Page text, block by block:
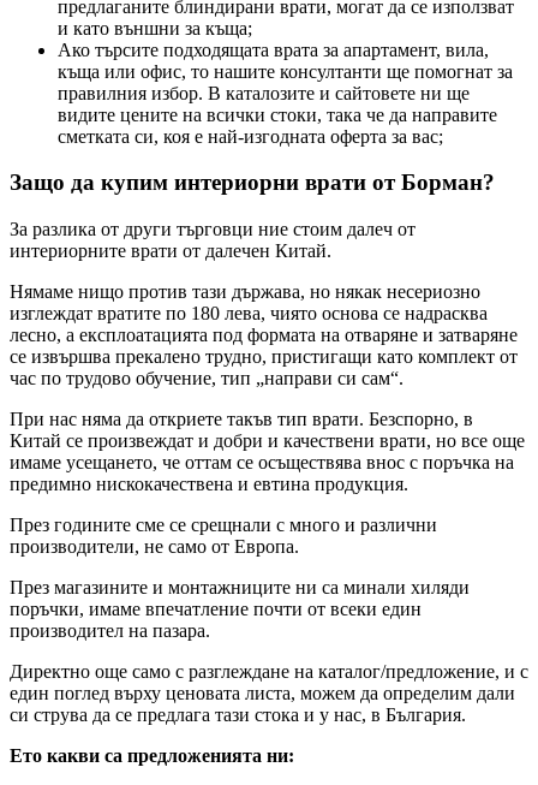
предлаганите блиндирани врати, могат да се използват
и като външни за къща;
Ако търсите подходящата врата за апартамент, вила,
къща или офис, то нашите консултанти ще помогнат за
правилния избор. В каталозите и сайтовете ни ще
видите цените на всички стоки, така че да направите
сметката си, коя е най-изгодната оферта за вас;
Защо да купим интериорни врати от Борман?
За разлика от други търговци ние стоим далеч от
интериорните врати от далечен Китай.
Нямаме нищо против тази държава, но някак несериозно
изглеждат вратите по 180 лева, чиято основа се надрасква
лесно, а експлоатацията под формата на отваряне и затваряне
се извършва прекалено трудно, пристигащи като комплект от
час по трудово обучение, тип „направи си сам“.
При нас няма да откриете такъв тип врати. Безспорно, в
Китай се произвеждат и добри и качествени врати, но все още
имаме усещането, че оттам се осъществява внос с поръчка на
предимно нискокачествена и евтина продукция.
През годините сме се срещнали с много и различни
производители, не само от Европа.
През магазините и монтажниците ни са минали хиляди
поръчки, имаме впечатление почти от всеки един
производител на пазара.
Директно още само с разглеждане на каталог/предложение, и с
един поглед върху ценовата листа, можем да определим дали
си струва да се предлага тази стока и у нас, в България.
Ето какви са предложенията ни: